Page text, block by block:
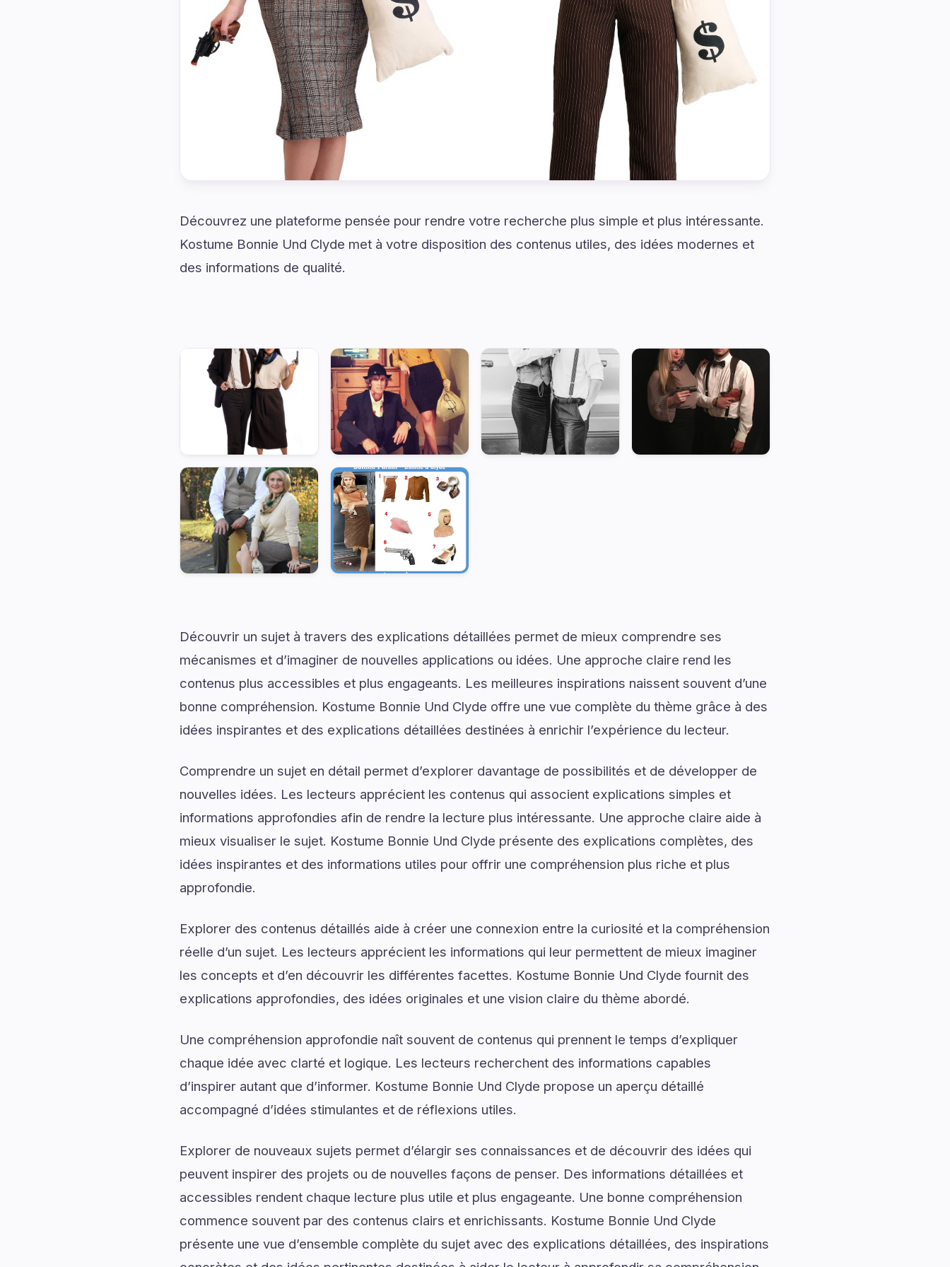
Découvrez une plateforme pensée pour rendre votre recherche plus simple et plus intéressante.
Kostume Bonnie Und Clyde met à votre disposition des contenus utiles, des idées modernes et
des informations de qualité.
Découvrir un sujet à travers des explications détaillées permet de mieux comprendre ses
mécanismes et d’imaginer de nouvelles applications ou idées. Une approche claire rend les
contenus plus accessibles et plus engageants. Les meilleures inspirations naissent souvent d’une
bonne compréhension. Kostume Bonnie Und Clyde offre une vue complète du thème grâce à des
idées inspirantes et des explications détaillées destinées à enrichir l’expérience du lecteur.
Comprendre un sujet en détail permet d’explorer davantage de possibilités et de développer de
nouvelles idées. Les lecteurs apprécient les contenus qui associent explications simples et
informations approfondies afin de rendre la lecture plus intéressante. Une approche claire aide à
mieux visualiser le sujet. Kostume Bonnie Und Clyde présente des explications complètes, des
idées inspirantes et des informations utiles pour offrir une compréhension plus riche et plus
approfondie.
Explorer des contenus détaillés aide à créer une connexion entre la curiosité et la compréhension
réelle d’un sujet. Les lecteurs apprécient les informations qui leur permettent de mieux imaginer
les concepts et d’en découvrir les différentes facettes. Kostume Bonnie Und Clyde fournit des
explications approfondies, des idées originales et une vision claire du thème abordé.
Une compréhension approfondie naît souvent de contenus qui prennent le temps d’expliquer
chaque idée avec clarté et logique. Les lecteurs recherchent des informations capables
d’inspirer autant que d’informer. Kostume Bonnie Und Clyde propose un aperçu détaillé
accompagné d’idées stimulantes et de réflexions utiles.
Explorer de nouveaux sujets permet d’élargir ses connaissances et de découvrir des idées qui
peuvent inspirer des projets ou de nouvelles façons de penser. Des informations détaillées et
accessibles rendent chaque lecture plus utile et plus engageante. Une bonne compréhension
commence souvent par des contenus clairs et enrichissants. Kostume Bonnie Und Clyde
présente une vue d’ensemble complète du sujet avec des explications détaillées, des inspirations